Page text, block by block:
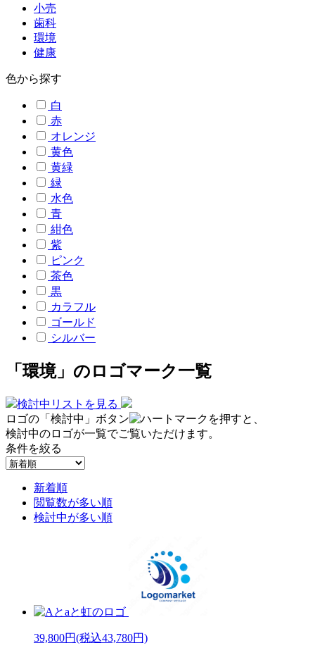
小売
歯科
環境
健康
色から探す
白
赤
オレンジ
黄色
黄緑
緑
水色
青
紺色
紫
ピンク
茶色
黒
カラフル
ゴールド
シルバー
「環境」のロゴマーク一覧
検討中リストを見る
ロゴの「検討中」ボタン
を押すと、
検討中のロゴが一覧でご覧いただけます。
条件を絞る
新着順
閲覧数が多い順
検討中が多い順
39,800円(税込43,780円)